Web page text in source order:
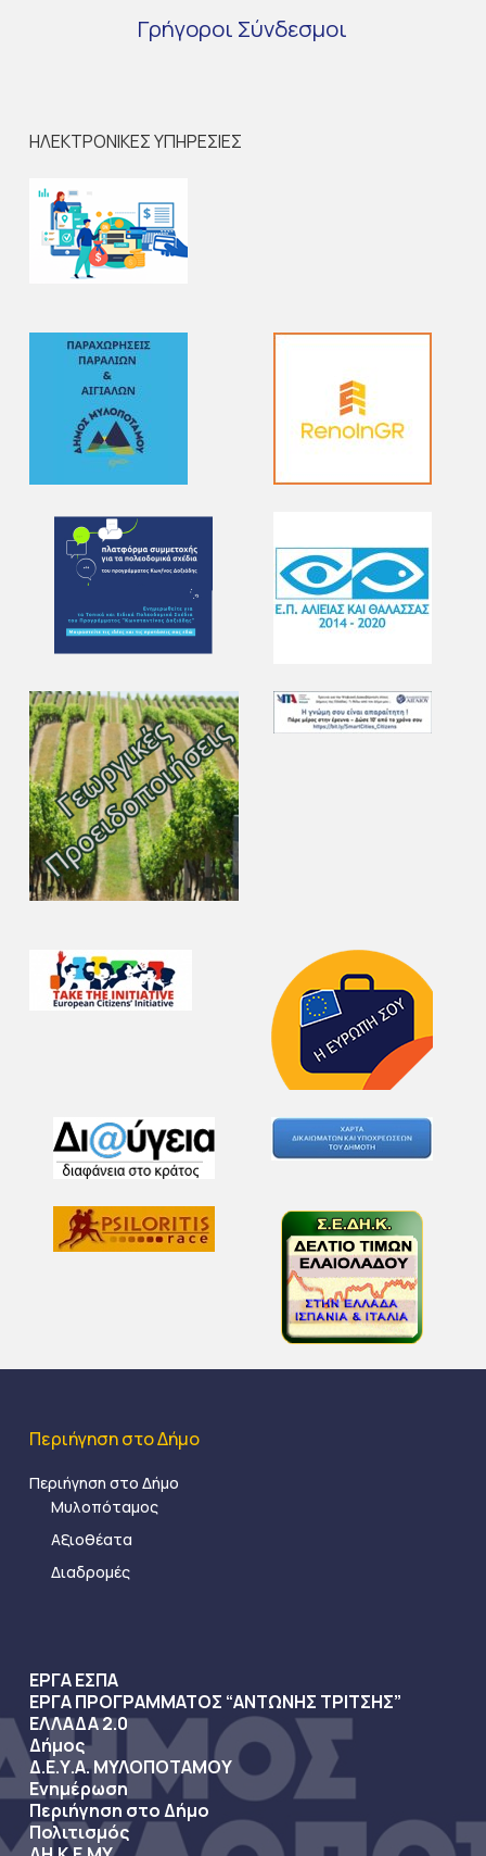
Γρήγοροι Σύνδεσμοι
ΗΛΕΚΤΡΟΝΙΚΕΣ ΥΠΗΡΕΣΙΕΣ
Περιήγηση στο Δήμο
Περιήγηση στο Δήμο
Μυλοπόταμος
Αξιοθέατα
Διαδρομές
ΕΡΓΑ ΕΣΠΑ
ΕΡΓΑ ΠΡΟΓΡΑΜΜΑΤΟΣ “ΑΝΤΩΝΗΣ ΤΡΙΤΣΗΣ”
ΕΛΛΑΔΑ 2.0
Δήμος
Δ.Ε.Υ.Α. ΜΥΛΟΠΟΤΑΜΟΥ
Ενημέρωση
Περιήγηση στο Δήμο
Πολιτισμός